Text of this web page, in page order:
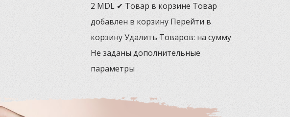
2 MDL ✔ Товар в корзине Товар
добавлен в корзину Перейти в
корзинуУдалить Товаров: на сумму
Не заданы дополнительные
параметры